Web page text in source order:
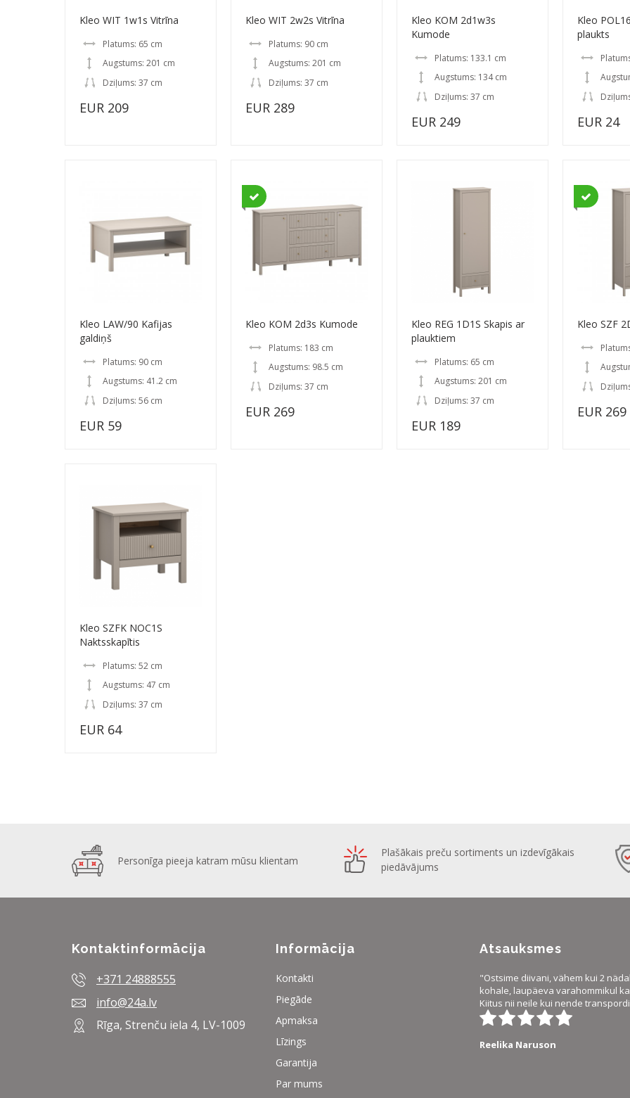
Kleo WIT 1w1s Vitrīna
Platums: 65 cm
Augstums: 201 cm
Dziļums: 37 cm
EUR 209
Kleo WIT 2w2s Vitrīna
Platums: 90 cm
Augstums: 201 cm
Dziļums: 37 cm
EUR 289
Kleo KOM 2d1w3s
Kumode
Platums: 133.1 cm
Augstums: 134 cm
Dziļums: 37 cm
EUR 249
Kleo
plaukts
EUR 24
Kleo LAW/90 Kafijas
galdiņš
Platums: 90 cm
Augstums: 41.2 cm
Dziļums: 56 cm
EUR 59
Kleo KOM 2d3s Kumode
Platums: 183 cm
Augstums: 98.5 cm
Dziļums: 37 cm
EUR 269
Kleo REG 1D1S Skapis ar
plauktiem
Platums: 65 cm
Augstums: 201 cm
Dziļums: 37 cm
EUR 189
Kleo SZF
EUR 269
Kleo SZFK NOC1S
Naktsskapītis
Platums: 52 cm
Augstums: 47 cm
Dziļums: 37 cm
EUR 64
Personīga pieeja katram mūsu klientam
Plašākais preču sortiments un izdevīgākais
piedāvājums
Kontaktinformācija
+371 24888555
info@24a.lv
Rīga, Strenču iela 4, LV-1009
Informācija
Kontakti
Piegāde
Apmaksa
Līzings
Garantija
Par mums
Atsauksmes
"Ostsime diivani, vähem kui 2
kohale, laupäeva varahommikul
Kiitus nii neile kui nende
Reelika Naruson